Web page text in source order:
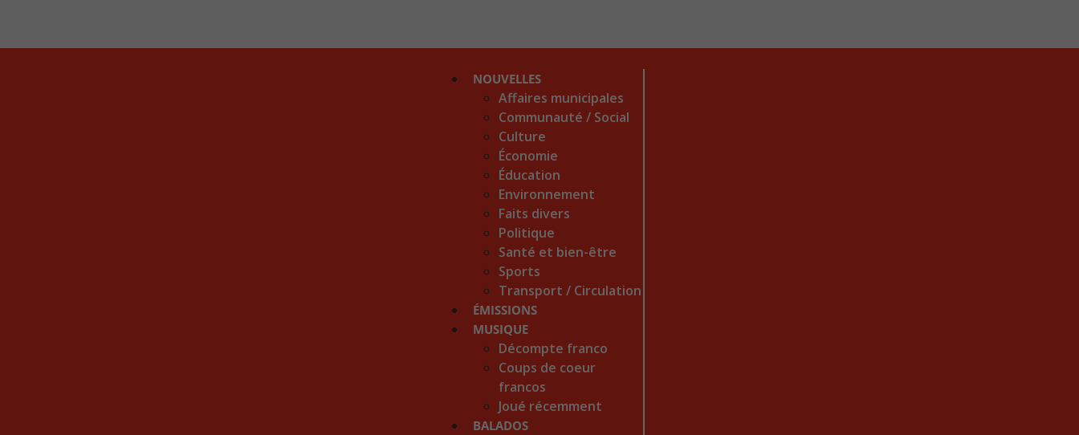
NOUVELLES
Affaires municipales
Communauté / Social
Culture
Économie
Éducation
Environnement
Faits divers
Politique
Santé et bien-être
Sports
Transport / Circulation
ÉMISSIONS
MUSIQUE
Décompte franco
Coups de coeur
francos
Joué récemment
BALADOS